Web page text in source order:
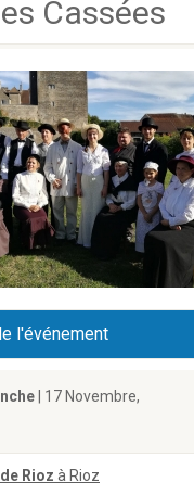
Cassées
l'événement
| 17 Novembre,
Rioz à Rioz